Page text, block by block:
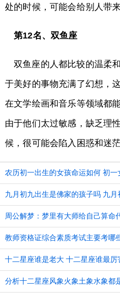
处的时候，可能会给别人带
第12名、双鱼座
双鱼座的人都比较的温柔
于美好的事物充满了幻想，
在文学绘画和音乐等领域都
由于他们太过敏感，缺乏理
候，很可能会陷入困惑和迷茫
农历初一出生的女孩命运如何 初一
九月初九出生是佛家的孩子吗 九
周公解梦：梦里有大师给自己算命
教师资格证综合素质考试主要考哪
十二星座谁是老大 十二星座谁最厉
分析十二星座风象火象土象水象都